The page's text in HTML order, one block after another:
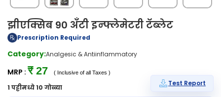
झीएक्सिब 90 अँटी इन्फ्लेमेटरी टॅब्लेट
Prescription Required
Category:Analgesic & Antiinflammatory
MRP : ₹ 27 ( Inclusive of all Taxes )
1 पट्टीमध्ये 10 गोळ्या Test Report